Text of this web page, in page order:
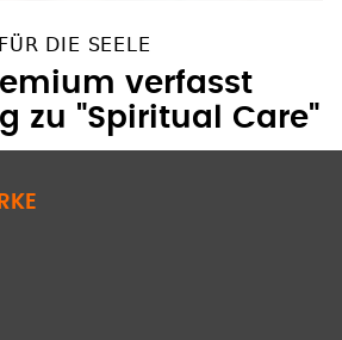
DIE SEELE
verfasst
zu "Spiritual Care"